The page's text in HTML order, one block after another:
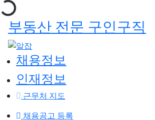
부동산 전문 구인구직
채용정보
인재정보
근무처 지도
채용공고 등록